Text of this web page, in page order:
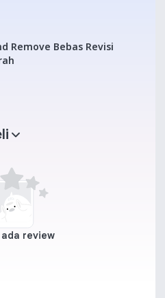
Remove Bebas Revisi
ada review